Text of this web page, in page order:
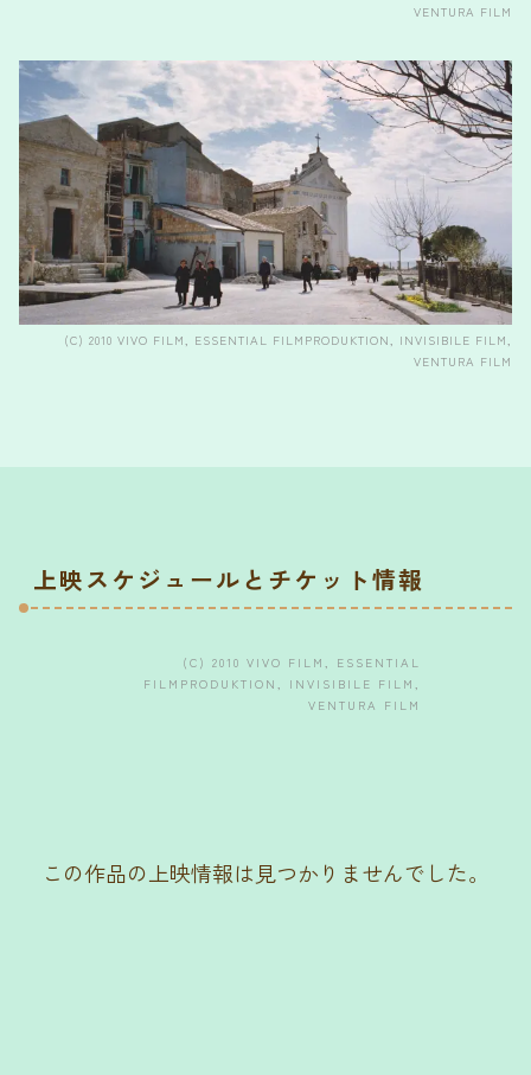
VENTURA FILM
(C) 2010 VIVO FILM, ESSENTIAL FILMPRODUKTION, INVISIBILE FILM,
VENTURA FILM
上映スケジュールとチケット情報
(C) 2010 VIVO FILM, ESSENTIAL
FILMPRODUKTION, INVISIBILE FILM,
VENTURA FILM
この作品の上映情報は見つかりませんでした。